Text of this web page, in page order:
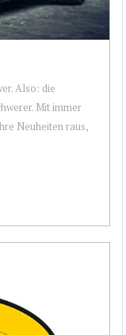
Also: die
Mit immer
Neuheiten raus,